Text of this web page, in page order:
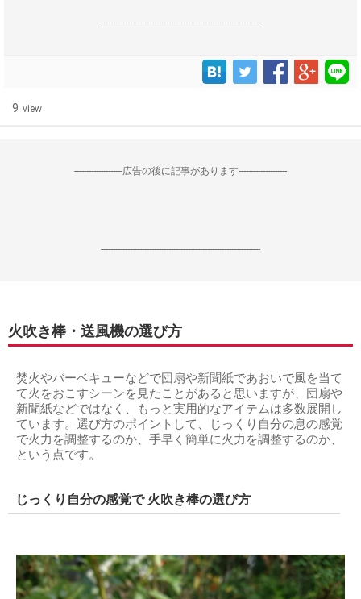
------------------------------------------------------------------
9 view
--------------------広告の後に記事があります--------------------
------------------------------------------------------------------
火吹き棒・送風機の選び方
焚火やバーベキューなどで団扇や新聞紙であおいで風を当て
て火をおこすシーンを見たことがあると思いますが、団扇や
新聞紙などではなく、もっと実用的なアイテムは多数展開し
ています。選び方のポイントして、じっくり自分の息の感覚
で火力を調整するのか、手早く簡単に火力を調整するのか、
という点です。
じっくり自分の感覚で 火吹き棒の選び方